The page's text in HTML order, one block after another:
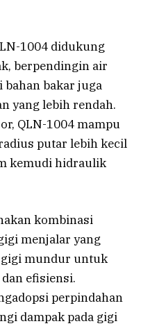
1004 didukung
berpendingin air
bahan bakar juga
yang lebih rendah.
QLN-1004 mampu
putar lebih kecil
kemudi hidraulik
kombinasi
menjalar yang
mundur untuk
efisiensi.
perpindahan
dampak pada gigi